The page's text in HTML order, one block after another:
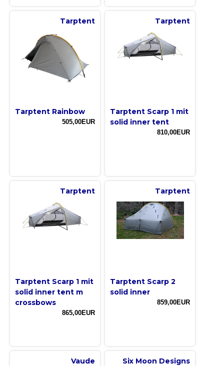
Tarptent
Tarptent Rainbow
505,00EUR
Tarptent
Tarptent Scarp 1 mit
solid inner tent
810,00EUR
Tarptent
Tarptent Scarp 1 mit
solid inner tent m
crossbows
865,00EUR
Tarptent
Tarptent Scarp 2
solid inner
859,00EUR
Vaude Six Moon Designs